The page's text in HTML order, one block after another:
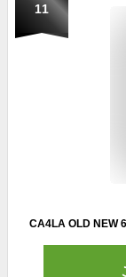
11
CA4LA OLD NEW